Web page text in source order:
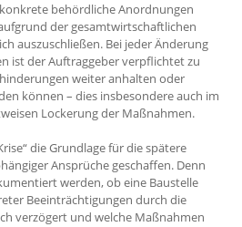
behördliche Anordnungen
der gesamtwirtschaftlichen
auszuschließen. Bei jeder Änderung
ist der Auftraggeber verpflichtet zu
weiter anhalten oder
können – dies insbesondere auch im
Lockerung der Maßnahmen.
die Grundlage für die spätere
Ansprüche geschaffen. Denn
werden, ob eine Baustelle
Beeinträchtigungen durch die
verzögert und welche Maßnahmen